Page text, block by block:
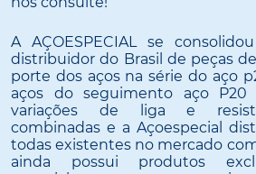
A AÇOESPECIAL se
distribuidor do Brasil de peças
porte dos aços na série do aço
aços do seguimento aço P20
variações de liga e
combinadas e a Açoespecial
todas existentes no mercado
ainda possui produtos